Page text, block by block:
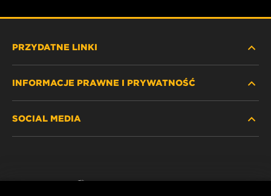
PRZYDATNE LINKI
GDZIE KUPIĆ
INFORMACJE PRAWNE I PRYWATNOŚĆ
SOCIAL MEDIA